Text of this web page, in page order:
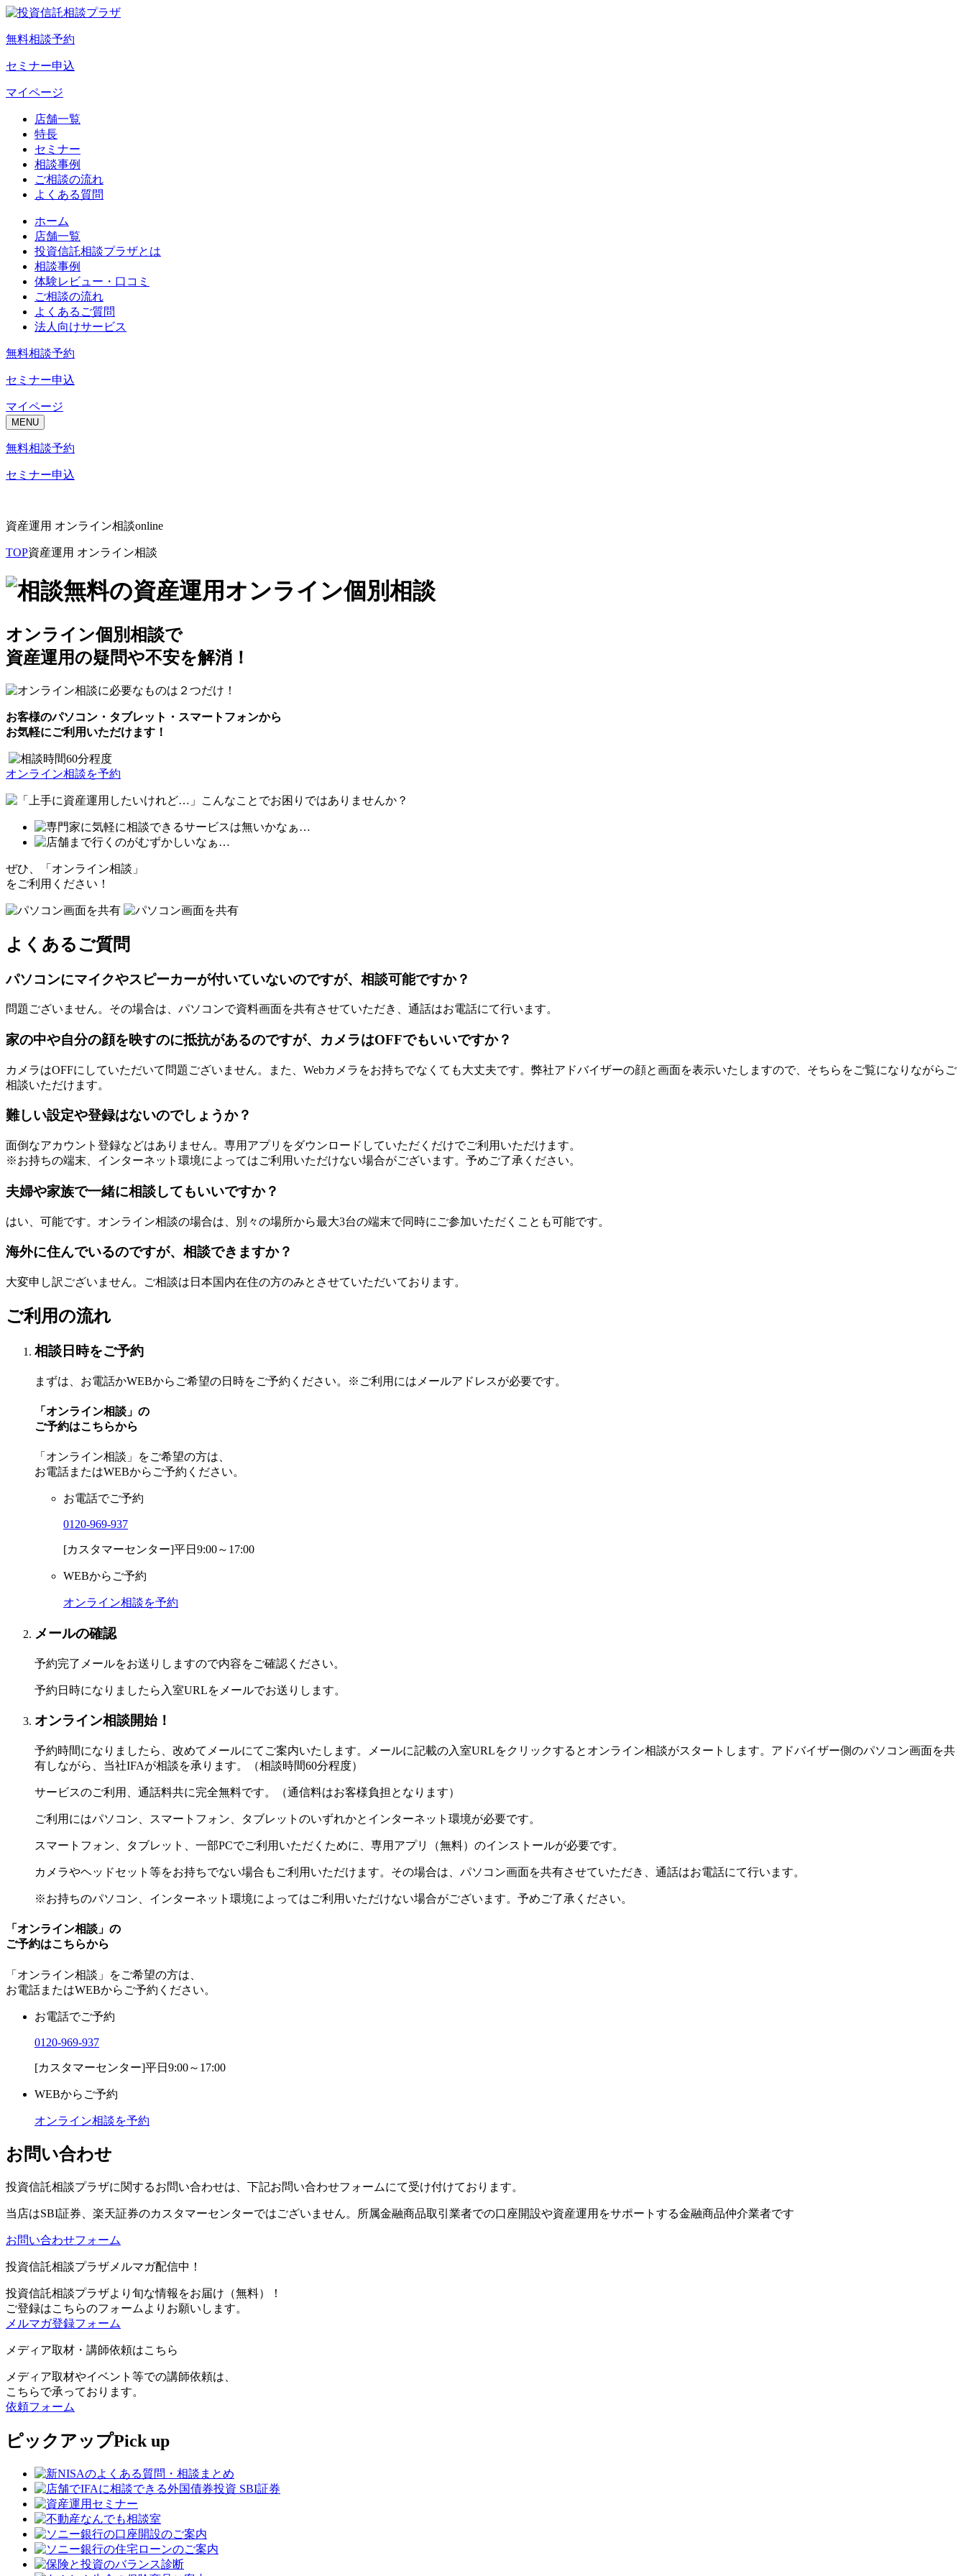
無料相談予約
セミナー申込
マイページ
店舗一覧
特長
セミナー
相談事例
ご相談の流れ
よくある質問
ホーム
店舗一覧
投資信託相談プラザとは
相談事例
体験レビュー・口コミ
ご相談の流れ
よくあるご質問
法人向けサービス
無料相談予約
セミナー申込
マイページ
MENU
無料相談予約
セミナー申込
資産運用 オンライン相談online
TOP資産運用 オンライン相談
オンライン個別相談で
資産運用の疑問や不安を解消！
お客様のパソコン・タブレット・スマートフォンから
お気軽にご利用いただけます！
オンライン相談を予約
ぜひ、「オンライン相談」
をご利用ください！
よくあるご質問
パソコンにマイクやスピーカーが付いていないのですが、相談可能ですか？
問題ございません。その場合は、パソコンで資料画面を共有させていただき、通話はお電話にて行います。
家の中や自分の顔を映すのに抵抗があるのですが、カメラはOFFでもいいですか？
カメラはOFFにしていただいて問題ございません。また、Webカメラをお持ちでなくても大丈夫です。弊社アドバイザーの顔と画面を表示いたしますので、そちらをご覧になりながらご
相談いただけます。
難しい設定や登録はないのでしょうか？
面倒なアカウント登録などはありません。専用アプリをダウンロードしていただくだけでご利用いただけます。
※お持ちの端末、インターネット環境によってはご利用いただけない場合がございます。予めご了承ください。
夫婦や家族で一緒に相談してもいいですか？
はい、可能です。オンライン相談の場合は、別々の場所から最大3台の端末で同時にご参加いただくことも可能です。
海外に住んでいるのですが、相談できますか？
大変申し訳ございません。ご相談は日本国内在住の方のみとさせていただいております。
ご利用の流れ
相談日時をご予約
まずは、お電話かWEBからご希望の日時をご予約ください。 ※ご利用にはメールアドレスが必要です。
「オンライン相談」の
ご予約はこちらから
「オンライン相談」をご希望の方は、
お電話またはWEBからご予約ください。
お電話でご予約
0120-969-937
[カスタマーセンター]平日9:00～17:00
WEBからご予約
オンライン相談を予約
メールの確認
予約完了メールをお送りしますので内容をご確認ください。
予約日時になりましたら入室URLをメールでお送りします。
オンライン相談開始！
予約時間になりましたら、改めてメールにてご案内いたします。メールに記載の入室URLをクリックするとオンライン相談がスタートします。アドバイザー側のパソコン画面を共
有しながら、当社IFAが相談を承ります。（相談時間60分程度）
サービスのご利用、通話料共に完全無料です。（通信料はお客様負担となります）
ご利用にはパソコン、スマートフォン、タブレットのいずれかとインターネット環境が必要です。
スマートフォン、タブレット、一部PCでご利用いただくために、専用アプリ（無料）のインストールが必要です。
カメラやヘッドセット等をお持ちでない場合もご利用いただけます。その場合は、パソコン画面を共有させていただき、通話はお電話にて行います。
※お持ちのパソコン、インターネット環境によってはご利用いただけない場合がございます。予めご了承ください。
「オンライン相談」の
ご予約はこちらから
「オンライン相談」をご希望の方は、
お電話またはWEBからご予約ください。
お電話でご予約
0120-969-937
[カスタマーセンター]平日9:00～17:00
WEBからご予約
オンライン相談を予約
お問い合わせ
投資信託相談プラザに関するお問い合わせは、下記お問い合わせフォームにて受け付けております。
当店はSBI証券、楽天証券のカスタマーセンターではございません。 所属金融商品取引業者での口座開設や資産運用をサポートする金融商品仲介業者です
お問い合わせフォーム
投資信託相談プラザメルマガ配信中！
投資信託相談プラザより旬な情報をお届け（無料）！
ご登録はこちらのフォームよりお願いします。
メルマガ登録フォーム
メディア取材・講師依頼はこちら
メディア取材やイベント等での講師依頼は、
こちらで承っております。
依頼フォーム
ピックアップPick up